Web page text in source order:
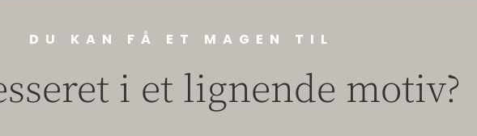
DU KAN FÅ ET MAGEN TIL
i et lignende motiv?